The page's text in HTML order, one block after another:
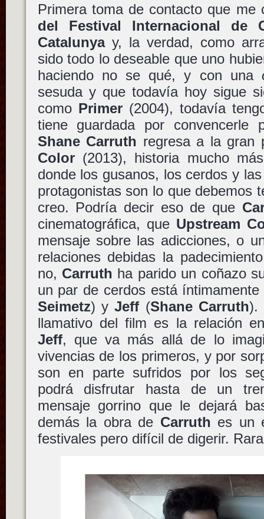
Primera toma de contacto que
del Festival Internacional de
Catalunyay, la verdad, como
sido todo lo deseable que uno
haciendo no se qué, y con una
sesuda y que todavía hoy sigue
como Primer(2004), todavía
tiene guardada por
Shane Carruth regresa a la gran
Color(2013), historia mucho
donde los gusanos, los cerdos y
protagonistas son lo que debemos
creo. Podría decir eso de que
cinematográfica, que Upstream
mensaje sobre las adicciones, o
relaciones debidas la
no, Carruth ha parido un coñazo
un par de cerdos está
Seimetz) yJeff (Shane Carruth).
llamativo del film es la relación
Jeff, que va más allá de lo
vivencias de los primeros, y por
son en parte sufridos por los
podrá disfrutar hasta de un
mensaje gorrino que le dejará
demás la obra de Carruth es un
festivales pero difícil de digerir.